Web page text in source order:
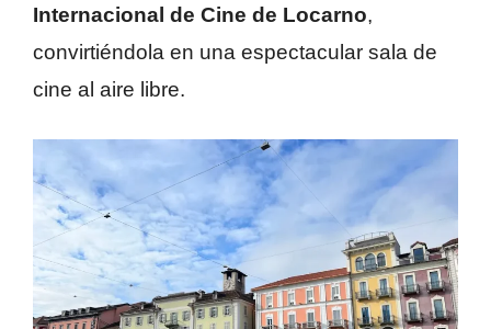
Internacional de Cine de Locarno,
convirtiéndola en una espectacular sala de
cine al aire libre.